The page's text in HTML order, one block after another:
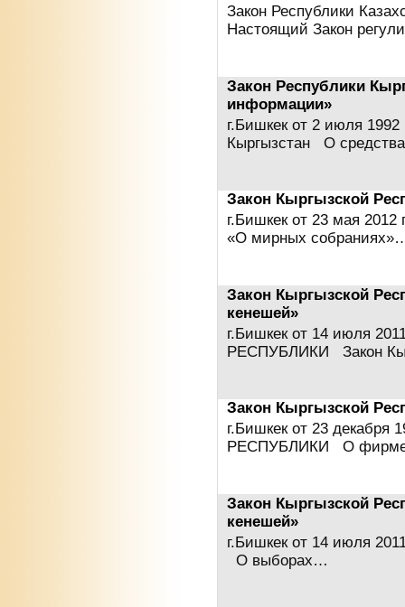
Закон Республики
Настоящий Закон
Закон Республики
информации»
г.Бишкек от 2 июля
Кыргызстан О
Закон Кыргызской
г.Бишкек от 23 мая
«О мирных
Закон Кыргызской
кенешей»
г.Бишкек от 14 июля
РЕСПУБЛИКИ Закон
Закон Кыргызской
г.Бишкек от 23
РЕСПУБЛИКИ О
Закон Кыргызской
кенешей»
г.Бишкек от 14 июля
О выборах…